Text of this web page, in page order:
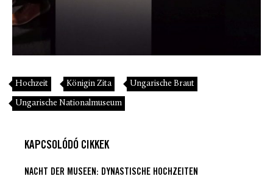
Hochzeit Königin Zita Ungarische Braut
Ungarische Nationalmuseum
KAPCSOLÓDÓ CIKKEK
NACHT DER MUSEEN: DYNASTISCHE HOCHZEITEN